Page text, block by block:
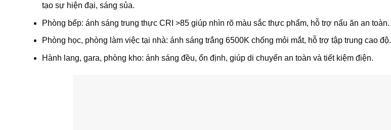
tạo sự hiện đại, sáng sủa.
Phòng bếp: ánh sáng trung thực CRI >85 giúp nhìn rõ màu sắc thực phẩm, hỗ trợ nấu ăn an toàn.
Phòng học, phòng làm việc tại nhà: ánh sáng trắng 6500K chống mỏi mắt, hỗ trợ tập trung cao độ.
Hành lang, gara, phòng kho: ánh sáng đều, ổn định, giúp di chuyển an toàn và tiết kiệm điện.